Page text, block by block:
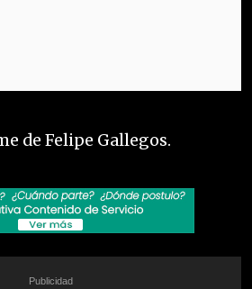
de Felipe Gallegos.